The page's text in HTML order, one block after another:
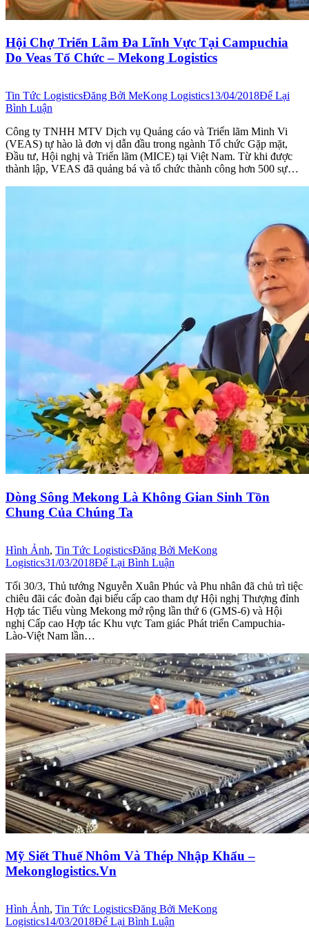
Hội Chợ Triển Lãm Đa Lĩnh Vực Tại Campuchia
Do Veas Tổ Chức – Mekong Logistics
Tin Tức LogisticsĐăng Bởi MeKong Logistics13/04/2018Để Lại
Bình Luận
Công ty TNHH MTV Dịch vụ Quảng cáo và Triển lãm Minh Vi
(VEAS) tự hào là đơn vị dẫn đầu trong ngành Tổ chức Gặp mặt,
Đầu tư, Hội nghị và Triển lãm (MICE) tại Việt Nam. Từ khi được
thành lập, VEAS đã quảng bá và tổ chức thành công hơn 500 sự…
Dòng Sông Mekong Là Không Gian Sinh Tồn
Chung Của Chúng Ta
Hình Ảnh, Tin Tức LogisticsĐăng Bởi MeKong
Logistics31/03/2018Để Lại Bình Luận
Tối 30/3, Thủ tướng Nguyễn Xuân Phúc và Phu nhân đã chủ trì tiệc
chiêu đãi các đoàn đại biểu cấp cao tham dự Hội nghị Thượng đỉnh
Hợp tác Tiểu vùng Mekong mở rộng lần thứ 6 (GMS-6) và Hội
nghị Cấp cao Hợp tác Khu vực Tam giác Phát triển Campuchia-
Lào-Việt Nam lần…
Mỹ Siết Thuế Nhôm Và Thép Nhập Khẩu –
Mekonglogistics.Vn
Hình Ảnh, Tin Tức LogisticsĐăng Bởi MeKong
Logistics14/03/2018Để Lại Bình Luận